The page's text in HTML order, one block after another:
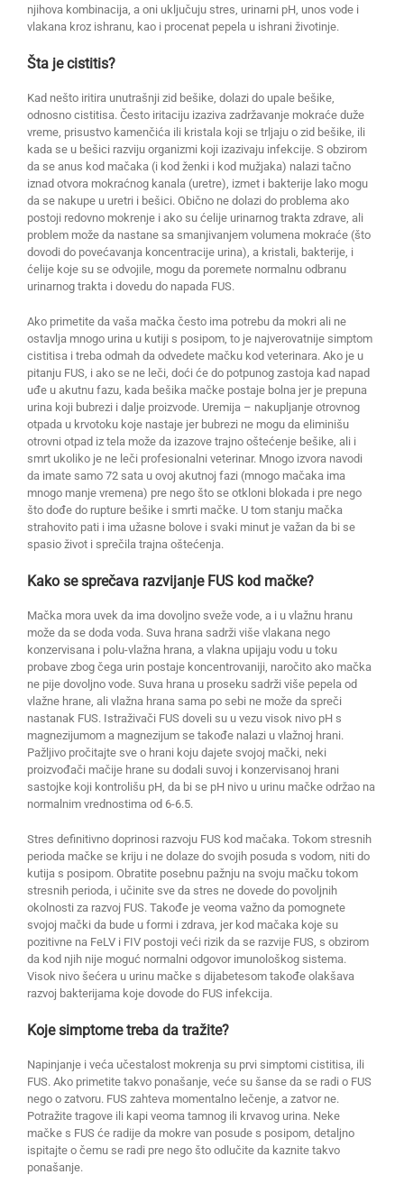
njihova kombinacija, a oni uključuju stres, urinarni pH, unos vode i
vlakana kroz ishranu, kao i procenat pepela u ishrani životinje.
Šta je cistitis?
Kad nešto iritira unutrašnji zid bešike, dolazi do upale bešike,
odnosno cistitisa. Često iritaciju izaziva zadržavanje mokraće duže
vreme, prisustvo kamenčića ili kristala koji se trljaju o zid bešike, ili
kada se u bešici razviju organizmi koji izazivaju infekcije. S obzirom
da se anus kod mačaka (i kod ženki i kod mužjaka) nalazi tačno
iznad otvora mokraćnog kanala (uretre), izmet i bakterije lako mogu
da se nakupe u uretri i bešici. Obično ne dolazi do problema ako
postoji redovno mokrenje i ako su ćelije urinarnog trakta zdrave, ali
problem može da nastane sa smanjivanjem volumena mokraće (što
dovodi do povećavanja koncentracije urina), a kristali, bakterije, i
ćelije koje su se odvojile, mogu da poremete normalnu odbranu
urinarnog trakta i dovedu do napada FUS.
Ako primetite da vaša mačka često ima potrebu da mokri ali ne
ostavlja mnogo urina u kutiji s posipom, to je najverovatnije simptom
cistitisa i treba odmah da odvedete mačku kod veterinara. Ako je u
pitanju FUS, i ako se ne leči, doći će do potpunog zastoja kad napad
uđe u akutnu fazu, kada bešika mačke postaje bolna jer je prepuna
urina koji bubrezi i dalje proizvode. Uremija – nakupljanje otrovnog
otpada u krvotoku koje nastaje jer bubrezi ne mogu da eliminišu
otrovni otpad iz tela može da izazove trajno oštećenje bešike, ali i
smrt ukoliko je ne leči profesionalni veterinar. Mnogo izvora navodi
da imate samo 72 sata u ovoj akutnoj fazi (mnogo mačaka ima
mnogo manje vremena) pre nego što se otkloni blokada i pre nego
što dođe do rupture bešike i smrti mačke. U tom stanju mačka
strahovito pati i ima užasne bolove i svaki minut je važan da bi se
spasio život i sprečila trajna oštećenja.
Kako se sprečava razvijanje FUS kod mačke?
Mačka mora uvek da ima dovoljno sveže vode, a i u vlažnu hranu
može da se doda voda. Suva hrana sadrži više vlakana nego
konzervisana i polu-vlažna hrana, a vlakna upijaju vodu u toku
probave zbog čega urin postaje koncentrovaniji, naročito ako mačka
ne pije dovoljno vode. Suva hrana u proseku sadrži više pepela od
vlažne hrane, ali vlažna hrana sama po sebi ne može da spreči
nastanak FUS. Istraživači FUS doveli su u vezu visok nivo pH s
magnezijumom a magnezijum se takođe nalazi u vlažnoj hrani.
Pažljivo pročitajte sve o hrani koju dajete svojoj mački, neki
proizvođači mačije hrane su dodali suvoj i konzervisanoj hrani
sastojke koji kontrolišu pH, da bi se pH nivo u urinu mačke održao na
normalnim vrednostima od 6-6.5.
Stres definitivno doprinosi razvoju FUS kod mačaka. Tokom stresnih
perioda mačke se kriju i ne dolaze do svojih posuda s vodom, niti do
kutija s posipom. Obratite posebnu pažnju na svoju mačku tokom
stresnih perioda, i učinite sve da stres ne dovede do povoljnih
okolnosti za razvoj FUS. Takođe je veoma važno da pomognete
svojoj mački da bude u formi i zdrava, jer kod mačaka koje su
pozitivne na FeLV i FIV postoji veći rizik da se razvije FUS, s obzirom
da kod njih nije moguć normalni odgovor imunološkog sistema.
Visok nivo šećera u urinu mačke s dijabetesom takođe olakšava
razvoj bakterijama koje dovode do FUS infekcija.
Koje simptome treba da tražite?
Napinjanje i veća učestalost mokrenja su prvi simptomi cistitisa, ili
FUS. Ako primetite takvo ponašanje, veće su šanse da se radi o FUS
nego o zatvoru. FUS zahteva momentalno lečenje, a zatvor ne.
Potražite tragove ili kapi veoma tamnog ili krvavog urina. Neke
mačke s FUS će radije da mokre van posude s posipom, detaljno
ispitajte o čemu se radi pre nego što odlučite da kaznite takvo
ponašanje.